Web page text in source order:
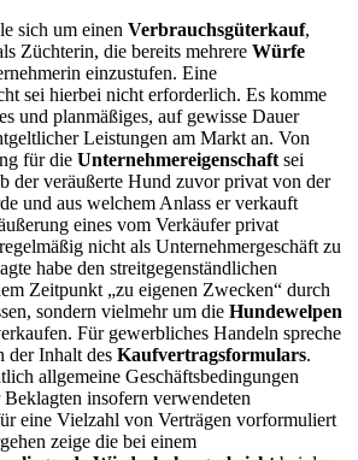
sich um einen Verbrauchsgüterkauf,
Züchterin, die bereits mehrere Würfe
einzustufen. Eine
sei hierbei nicht erforderlich. Es komme
und planmäßiges, auf gewisse Dauer
Leistungen am Markt an. Von
für die Unternehmereigenschaft sei
der veräußerte Hund zuvor privat von der
und aus welchem Anlass er verkauft
eines vom Verkäufer privat
nicht als Unternehmergeschäft zu
habe den streitgegenständlichen
Zeitpunkt „zu eigenen Zwecken“ durch
sondern vielmehr um die Hundewelpen
Für gewerbliches Handeln spreche
der Inhalt des Kaufvertragsformulars.
allgemeine Geschäftsbedingungen
insofern verwendeten
eine Vielzahl von Verträgen vorformuliert
zeige die bei einem